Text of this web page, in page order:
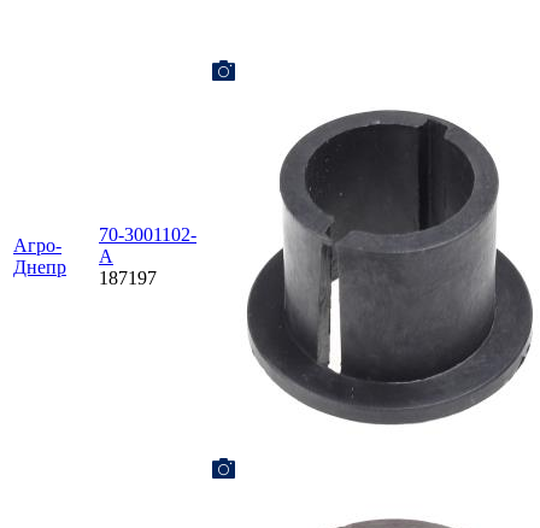
Агро-
Днепр
70-3001102-
А
187197